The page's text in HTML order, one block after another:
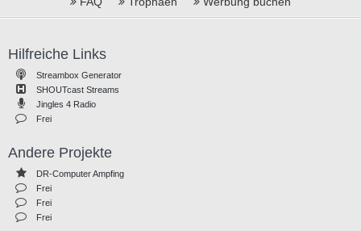
Hilfreiche Links
Streambox Generator
SHOUTcast Streams
Jingles 4 Radio
Frei
Andere Projekte
DR-Computer Ampfing
Frei
Frei
Frei